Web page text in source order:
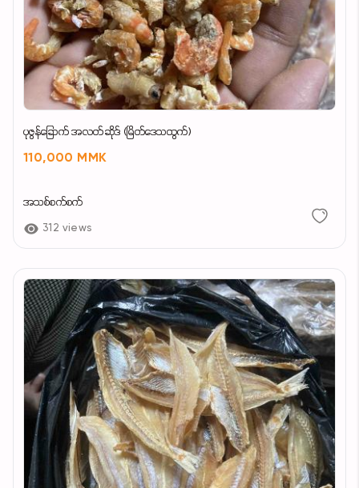
ပုဇွန်ခြောက် အလတ်ဆိုဒ် (မြိတ်ဒေသထွက်)
110,000 MMK
အသစ်စက်စက်
312 views